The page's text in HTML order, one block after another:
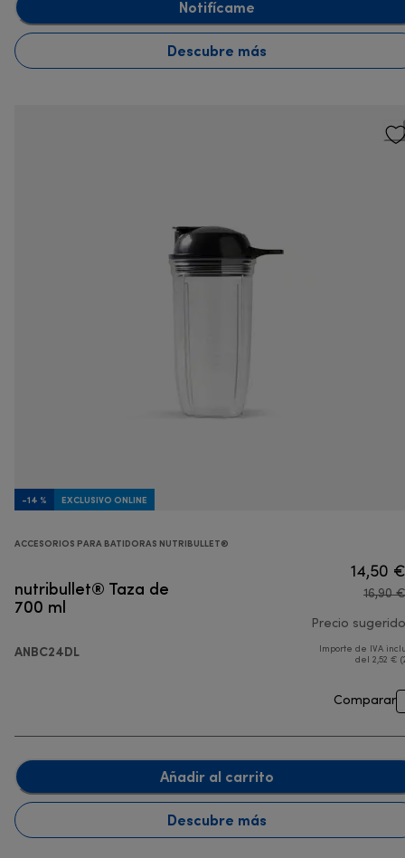
Notifícame
Descubre más
-14 % EXCLUSIVO ONLINE
ACCESORIOS PARA BATIDORAS NUTRIBULLET®
nutribullet® Taza de
700 ml
ANBC24DL
14,50 €
16,90 €
Precio sugerido
Importe de IVA
del 2,52 €
Comparar
Añadir al carrito
Descubre más